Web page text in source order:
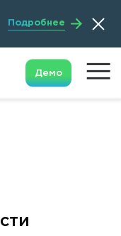
Подробнее
Демо